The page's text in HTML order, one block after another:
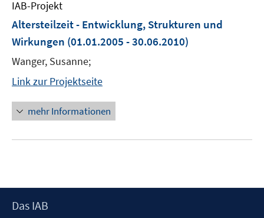
IAB-Projekt
Altersteilzeit - Entwicklung, Strukturen und
Wirkungen (01.01.2005 - 30.06.2010)
Wanger, Susanne;
Link zur Projektseite
mehr Informationen
Footer
Das IAB